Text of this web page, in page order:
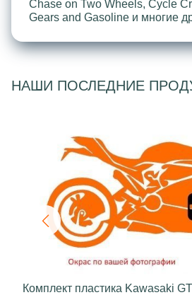
Chase on Two Wheels, Cycle
Gears and Gasoline и многие
НАШИ ПОСЛЕДНИЕ
Комплект пластика Kawasaki